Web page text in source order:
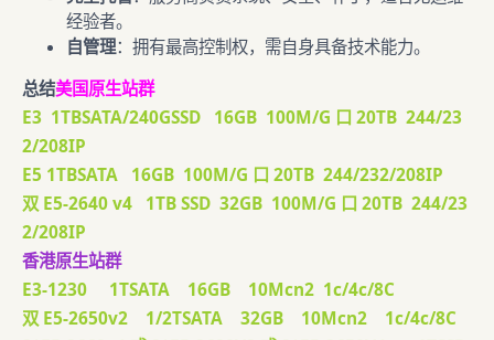
经验者。
自管理：拥有最高控制权，需自身具备技术能力。
总结美国原生站群
E3 1TBSATA/240GSSD 16GB 100M/G 口 20TB 244/23
2/208IP
E5 1TBSATA 16GB 100M/G 口 20TB 244/232/208IP
双 E5-2640 v4 1TB SSD 32GB 100M/G 口 20TB 244/23
2/208IP
香港原生站群
E3-1230 1TSATA 16GB 10Mcn2 1c/4c/8C
双 E5-2650v2 1/2TSATA 32GB 10Mcn2 1c/4c/8C